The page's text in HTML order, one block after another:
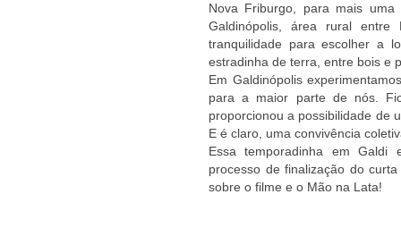
Nova Friburgo, para mais
Galdinópolis, área rural
tranquilidade para escolher a
estradinha de terra, entre bois e
Em Galdinópolis
para a maior parte de nós.
proporcionou a possibilidade de
E é claro, uma convivência
Essa temporadinha em
processo de finalização do
sobre o filme e o Mão na Lata!